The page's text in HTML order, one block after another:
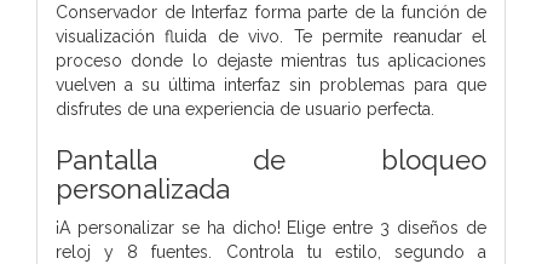
Conservador de Interfaz forma parte de la función de
visualización fluida de vivo. Te permite reanudar el
proceso donde lo dejaste mientras tus aplicaciones
vuelven a su última interfaz sin problemas para que
disfrutes de una experiencia de usuario perfecta.
Pantalla de bloqueo
personalizada
¡A personalizar se ha dicho! Elige entre 3 diseños de
reloj y 8 fuentes. Controla tu estilo, segundo a